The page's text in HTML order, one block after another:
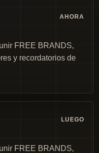
AHORA
FREE BRANDS,
y recordatorios de
LUEGO
FREE BRANDS,